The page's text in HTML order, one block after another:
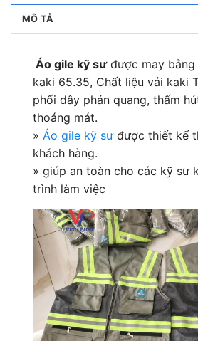
MÔ TẢ
Áo gile kỹ sưđược may bằng
kaki 65.35, Chất liệu vải kaki
phối dây phản quang, thấm
thoáng mát.
» Áo gile kỹ sưđược thiết kế
khách hàng.
» giúp an toàn cho các kỹ sư
trình làm việc